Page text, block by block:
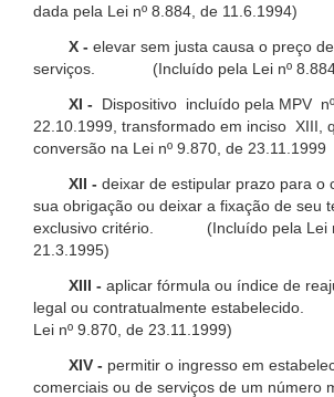
dada pela Lei nº 8.884, de 11.6.1994)
X - elevar sem justa causa o preço
serviços. (Incluído pela Lei nº 8.884,
XI -
Dispositivo incluído pela MPV
22.10.1999, transformado em inciso XIII,
conversão na Lei nº 9.870, de 23.11.1999
XII - deixar de estipular prazo para o
sua obrigação ou deixar a fixação de seu
exclusivo critério. (Incluído pela Lei
21.3.1995)
XIII - aplicar fórmula ou índice de
legal ou contratualmente
Lei nº 9.870, de 23.11.1999)
XIV - permitir o ingresso em
comerciais ou de serviços de um número